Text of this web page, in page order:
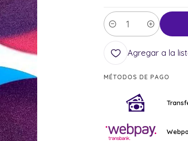
Cantidad
Agregar a la
MÉTODOS DE PAGO